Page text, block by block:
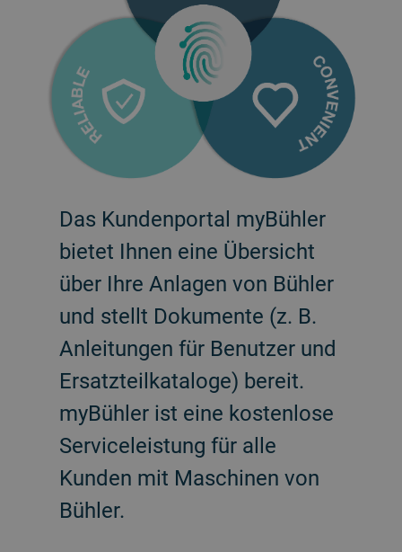
Das Kundenportal myBühler
bietet Ihnen eine Übersicht
über Ihre Anlagen von Bühler
und stellt Dokumente (z. B.
Anleitungen für Benutzer und
Ersatzteilkataloge) bereit.
myBühler ist eine kostenlose
Serviceleistung für alle
Kunden mit Maschinen von
Bühler.